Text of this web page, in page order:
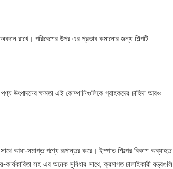
রাখে। পরিবেশের উপর এর প্রভাব কমানোর জন্য শিল্পটি
উৎপাদনের ক্ষমতা এই কোম্পানিগুলিকে গ্রাহকদের চাহিদা আরও
আধা-সমাপ্ত পণ্যে রূপান্তর করে। ইস্পাত শিল্পের বিকাশ অব্যাহত
সহ এর অনেক সুবিধার সাথে, ক্রমাগত ঢালাইকারী যন্ত্রগুলি